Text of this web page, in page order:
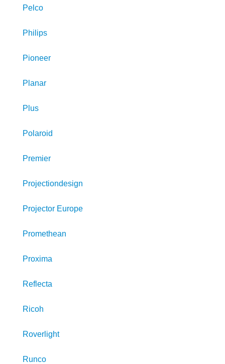
Pelco
Philips
Pioneer
Planar
Plus
Polaroid
Premier
Projectiondesign
Projector Europe
Promethean
Proxima
Reflecta
Ricoh
Roverlight
Runco